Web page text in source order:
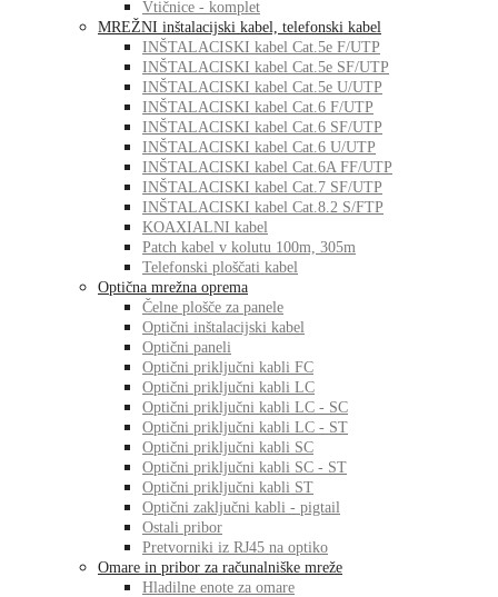
Vtičnice - komplet
MREŽNI inštalacijski kabel, telefonski kabel
INŠTALACISKI kabel Cat.5e F/UTP
INŠTALACISKI kabel Cat.5e SF/UTP
INŠTALACISKI kabel Cat.5e U/UTP
INŠTALACISKI kabel Cat.6 F/UTP
INŠTALACISKI kabel Cat.6 SF/UTP
INŠTALACISKI kabel Cat.6 U/UTP
INŠTALACISKI kabel Cat.6A FF/UTP
INŠTALACISKI kabel Cat.7 SF/UTP
INŠTALACISKI kabel Cat.8.2 S/FTP
KOAXIALNI kabel
Patch kabel v kolutu 100m, 305m
Telefonski ploščati kabel
Optična mrežna oprema
Čelne plošče za panele
Optični inštalacijski kabel
Optični paneli
Optični priključni kabli FC
Optični priključni kabli LC
Optični priključni kabli LC - SC
Optični priključni kabli LC - ST
Optični priključni kabli SC
Optični priključni kabli SC - ST
Optični priključni kabli ST
Optični zaključni kabli - pigtail
Ostali pribor
Pretvorniki iz RJ45 na optiko
Omare in pribor za računalniške mreže
Hladilne enote za omare